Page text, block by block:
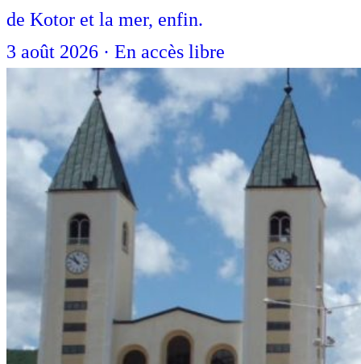
de Kotor et la mer, enfin.
3 août 2026 · En accès libre